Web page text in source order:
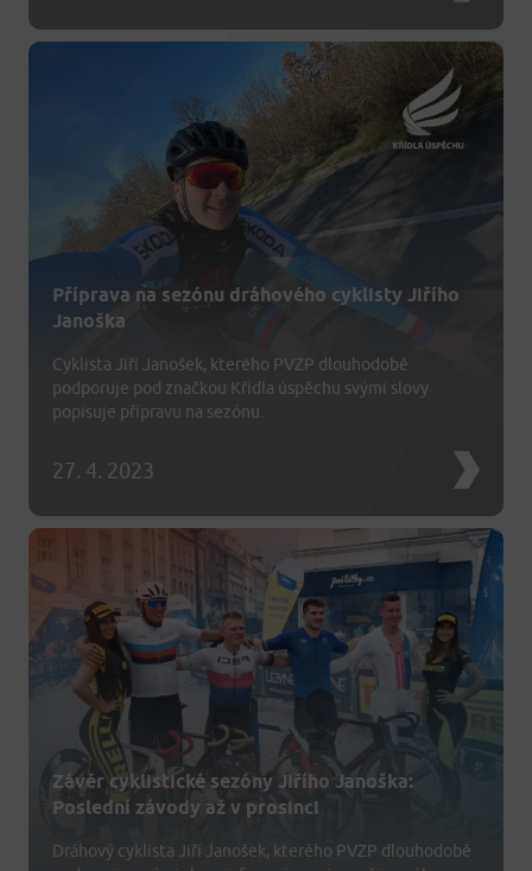
Příprava na sezónu dráhového cyklisty Jiřího
Janoška
Cyklista Jiří Janošek, kterého PVZP dlouhodobě
podporuje pod značkou Křídla úspěchu svými slovy
popisuje přípravu na sezónu.
27. 4. 2023
Závěr cyklistické sezóny Jiřího Janoška:
Poslední závody až v prosinci
Dráhový cyklista Jiří Janošek, kterého PVZP dlouhodobě